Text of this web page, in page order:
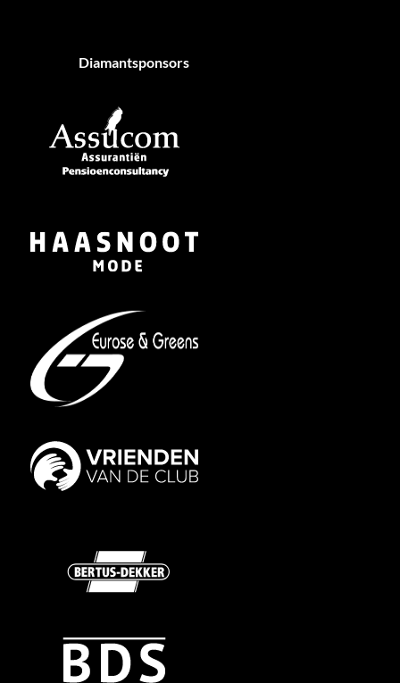
Diamantsponsors